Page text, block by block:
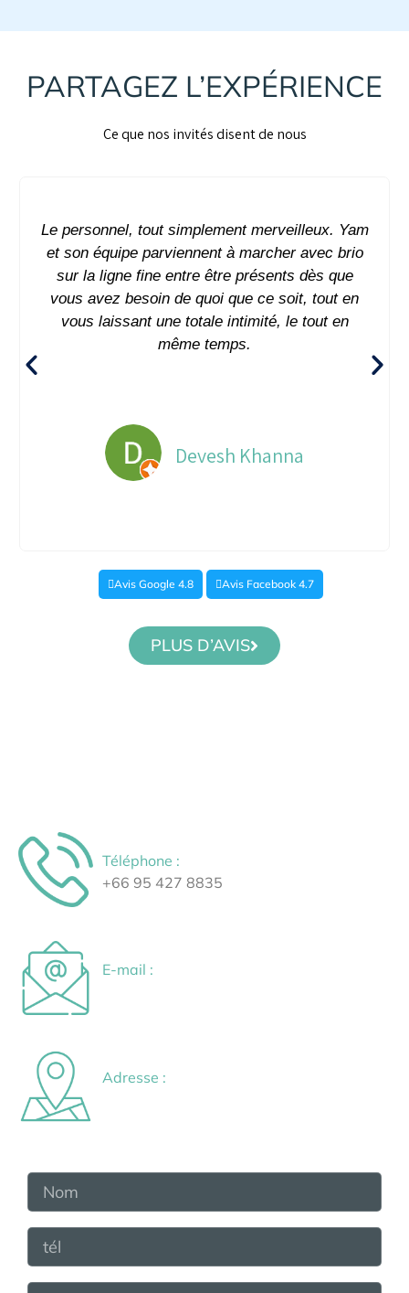
PARTAGEZ L’EXPÉRIENCE
Ce que nos invités disent de nous
Le personnel, tout simplement merveilleux. Yam
et son équipe parviennent à marcher avec brio
sur la ligne fine entre être présents dès que
vous avez besoin de quoi que ce soit, tout en
vous laissant une totale intimité, le tout en
même temps.
Devesh Khanna
Avis Google 4.8 Avis Facebook 4.7
PLUS D’AVIS
Téléphone :
⁦+66 95 427 8835⁩
E-mail :
Adresse :